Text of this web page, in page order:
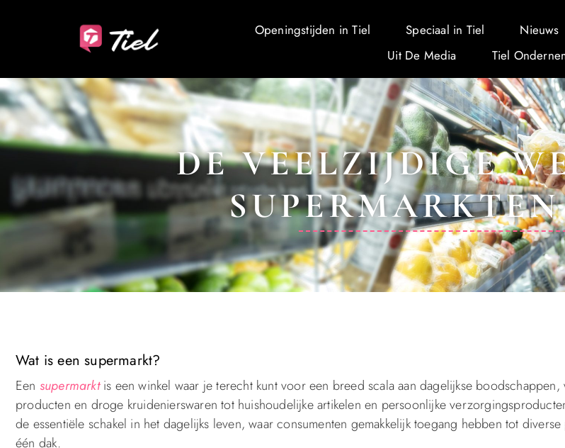
Openingstijden in Tiel Speciaal in Tiel Nieuws
Uit De Media
Tiel
DE VEELZIJDIGE
Wat is een supermarkt?
Een supermarktis een winkel waar je terecht kunt voor een breed scala aan dagelijkse boodschappen,
producten en droge kruidenierswaren tot huishoudelijke artikelen en persoonlijke
de essentiële schakel in het dagelijks leven, waar consumenten gemakkelijk toegang hebben tot
één dak.